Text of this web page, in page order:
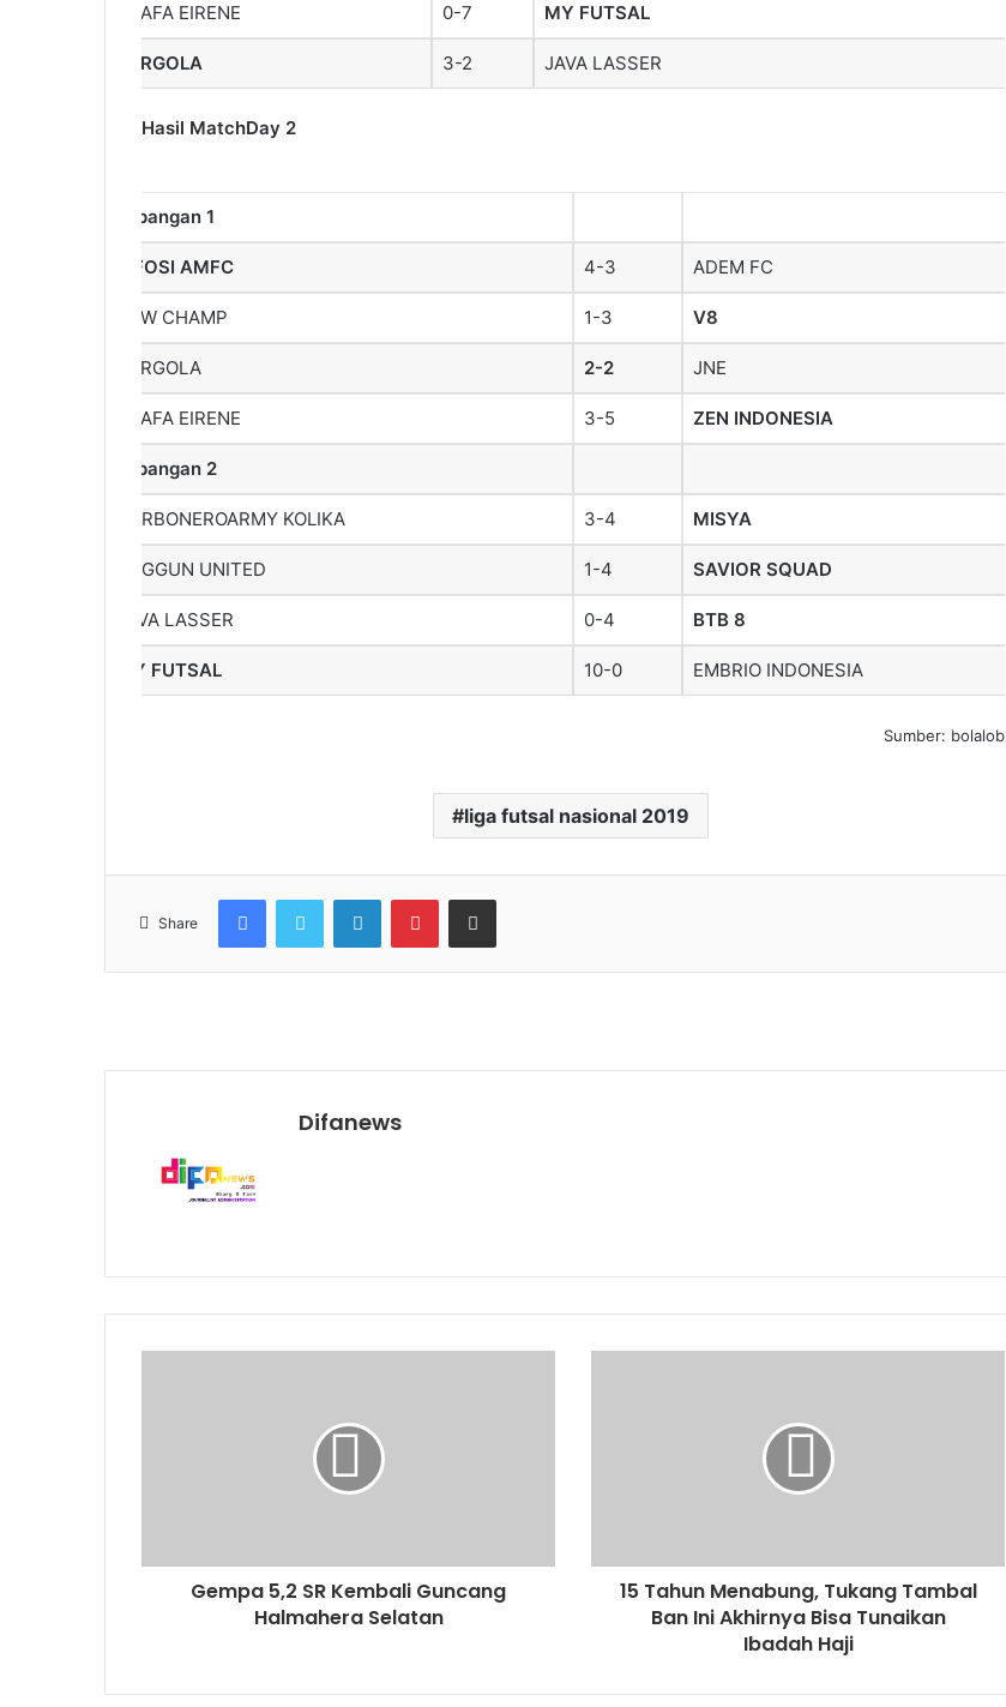
PRAFA EIRENE 0-7 MY FUTSAL
P3RGOLA 3-2 JAVA LASSER
Hasil MatchDay 2
Lapangan 1
TIFOSI AMFC 4-3 ADEM FC
NEW CHAMP 1-3 V8
P3RGOLA 2-2 JNE
PRAFA EIRENE 3-5 ZEN INDONESIA
Lapangan 2
CARBONEROARMY KOLIKA 3-4 MISYA
ANGGUN UNITED 1-4 SAVIOR SQUAD
JAVA LASSER 0-4 BTB 8
MY FUTSAL 10-0 EMBRIO INDONESIA
Sumber: bolalob
liga futsal nasional 2019
Share
FacebookTwitter LinkedInPinterestShare via Email
Difanews
Gempa 5,2 SR Kembali Guncang
Halmahera Selatan
15 Tahun Menabung, Tukang Tambal
Ban Ini Akhirnya Bisa Tunaikan
Ibadah Haji